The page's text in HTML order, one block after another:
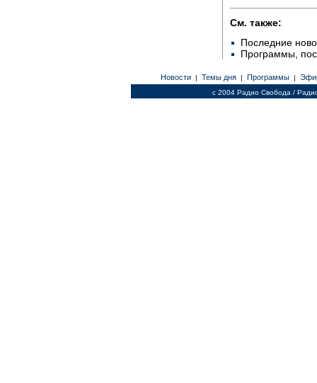
См. также:
Последние
Программы,
Новости | Темы дня | Программы |
c 2004 Радио Свобода /